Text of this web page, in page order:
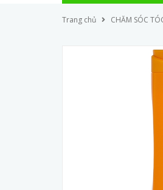
Trang chủ CHĂM SÓC